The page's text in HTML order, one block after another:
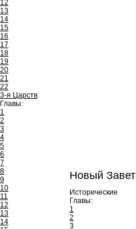
12
13
14
15
16
17
18
19
20
21
22
3-я Царств
Главы:
1
2
3
4
5
6
7
8
9
10
11
12
13
14
Новый Завет
Исторические
Главы:
1
2
3